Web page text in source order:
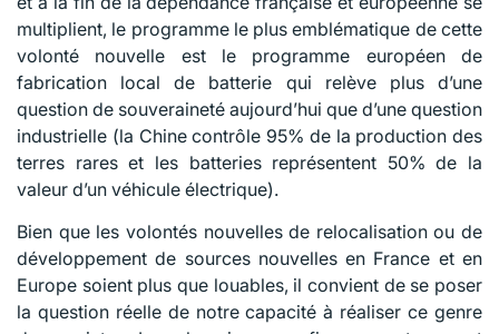
multiplient, le programme le plus emblématique de cette
volonté nouvelle est le programme européen de
fabrication local de batterie qui relève plus d’une
question de souveraineté aujourd’hui que d’une question
industrielle (la Chine contrôle 95% de la production des
terres rares et les batteries représentent 50% de la
valeur d’un véhicule électrique).
Bien que les volontés nouvelles de relocalisation ou de
développement de sources nouvelles en France et en
Europe soient plus que louables, il convient de se poser
la question réelle de notre capacité à réaliser ce genre